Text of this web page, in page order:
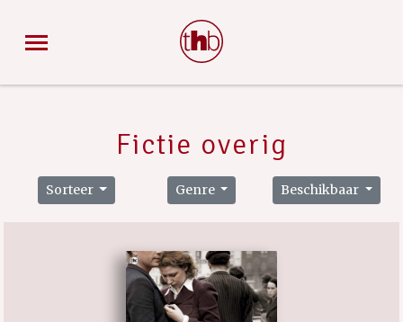
Fictie overig
Sorteer Genre Beschikbaar